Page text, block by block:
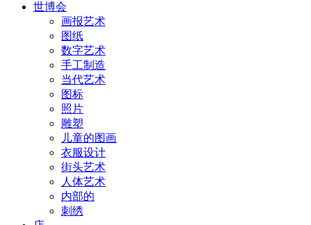
世博会
画报艺术
图纸
数字艺术
手工制造
当代艺术
图标
照片
雕塑
儿童的图画
衣服设计
街头艺术
人体艺术
内部的
刺绣